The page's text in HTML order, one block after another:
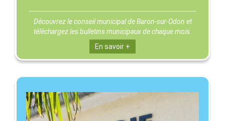
Découvrez le conseil municipal de Baron-sur-Odon et
téléchargez les bulletins municipaux de chaque mois.
En savoir +